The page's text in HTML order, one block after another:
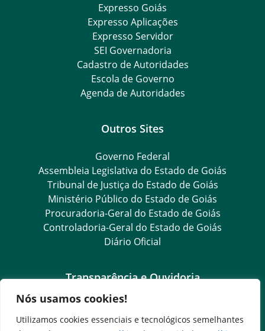
Nós usamos cookies!
Utilizamos cookies essenciais e tecnológicos semelhantes
Expresso Goiás
Expresso Aplicações
Expresso Servidor
SEI Governadoria
Cadastro de Autoridades
Escola de Governo
Agenda de Autoridades
Outros Sites
Governo Federal
Assembleia Legislativa do Estado de Goiás
Tribunal de Justiça do Estado de Goiás
Ministério Público do Estado de Goiás
Procuradoria-Geral do Estado de Goiás
Controladoria-Geral do Estado de Goiás
Diário Oficial
Transparência e Ouvidoria
LGPD
Goiás Transparência